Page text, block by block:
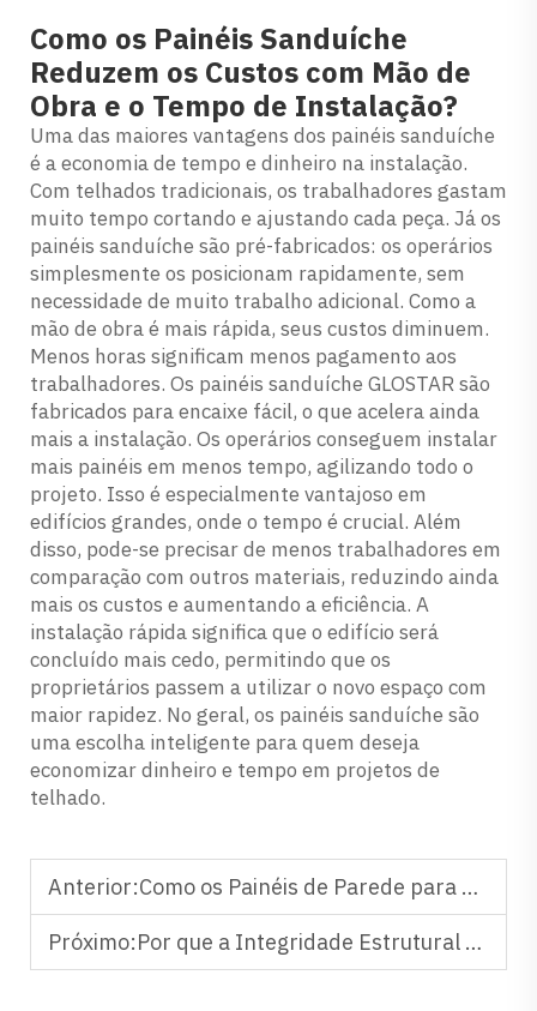
Como os Painéis Sanduíche
Reduzem os Custos com Mão de
Obra e o Tempo de Instalação?
Uma das maiores vantagens dos painéis sanduíche
é a economia de tempo e dinheiro na instalação.
Com telhados tradicionais, os trabalhadores gastam
muito tempo cortando e ajustando cada peça. Já os
painéis sanduíche são pré-fabricados: os operários
simplesmente os posicionam rapidamente, sem
necessidade de muito trabalho adicional. Como a
mão de obra é mais rápida, seus custos diminuem.
Menos horas significam menos pagamento aos
trabalhadores. Os painéis sanduíche GLOSTAR são
fabricados para encaixe fácil, o que acelera ainda
mais a instalação. Os operários conseguem instalar
mais painéis em menos tempo, agilizando todo o
projeto. Isso é especialmente vantajoso em
edifícios grandes, onde o tempo é crucial. Além
disso, pode-se precisar de menos trabalhadores em
comparação com outros materiais, reduzindo ainda
mais os custos e aumentando a eficiência. A
instalação rápida significa que o edifício será
concluído mais cedo, permitindo que os
proprietários passem a utilizar o novo espaço com
maior rapidez. No geral, os painéis sanduíche são
uma escolha inteligente para quem deseja
economizar dinheiro e tempo em projetos de
telhado.
Anterior:Como os Painéis de Parede para Salas Limpas Melhoram a Eficiência da Manutenção
Próximo:Por que a Integridade Estrutural das Janelas de Sala Limpa é Importante em Laboratórios